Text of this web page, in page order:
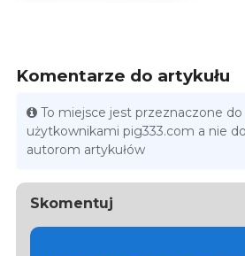
Komentarze do artykułu
To miejsce jest przeznaczone
użytkownikami pig333.com a nie
autorom artykułów
Skomentuj